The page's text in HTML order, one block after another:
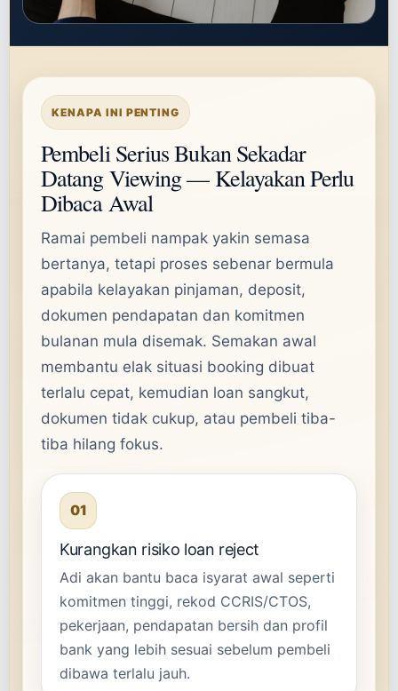
KENAPA INI PENTING
Pembeli Serius Bukan Sekadar
Datang Viewing — Kelayakan Perlu
Dibaca Awal
Ramai pembeli nampak yakin semasa
bertanya, tetapi proses sebenar bermula
apabila kelayakan pinjaman, deposit,
dokumen pendapatan dan komitmen
bulanan mula disemak. Semakan awal
membantu elak situasi booking dibuat
terlalu cepat, kemudian loan sangkut,
dokumen tidak cukup, atau pembeli tiba-
tiba hilang fokus.
01
Kurangkan risiko loan reject
Adi akan bantu baca isyarat awal seperti
komitmen tinggi, rekod CCRIS/CTOS,
pekerjaan, pendapatan bersih dan profil
bank yang lebih sesuai sebelum pembeli
dibawa terlalu jauh.